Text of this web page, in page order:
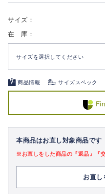
サイズ：
在 庫：
サイズを選択してください
商品情報 サイズスペック
本商品はお直し対象商品です
※お直しをした商品の『返品』『
お直し